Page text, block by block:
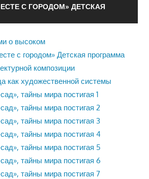
С ГОРОДОМ» ДЕТСКАЯ
о высоком
с городом» Детская программа
композиции
как художественной системы
тайны мира постигая 1
тайны мира постигая 2
тайны мира постигая 3
тайны мира постигая 4
тайны мира постигая 5
тайны мира постигая 6
тайны мира постигая 7